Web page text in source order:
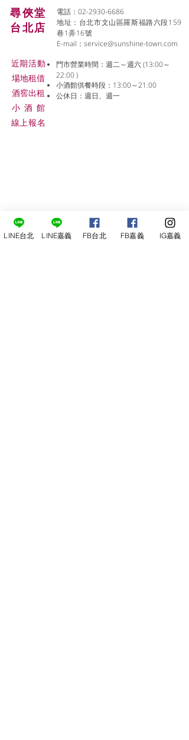
尋俠堂
台北店
電話：02-2930-6686
地址：台北市文山區羅斯福路六段159
巷1弄16號
E-mail： service@sunshine-town.com
近期活動
場地租借
​酒窖出租
小酒 館
線上報名
門市營業時間：週二～週六 (13:00～
22:00 )
小酒館供餐時段：13:00～21:00
公休日：週日、週一
LINE台北 LINE嘉義 FB台北 FB嘉義 IG嘉義